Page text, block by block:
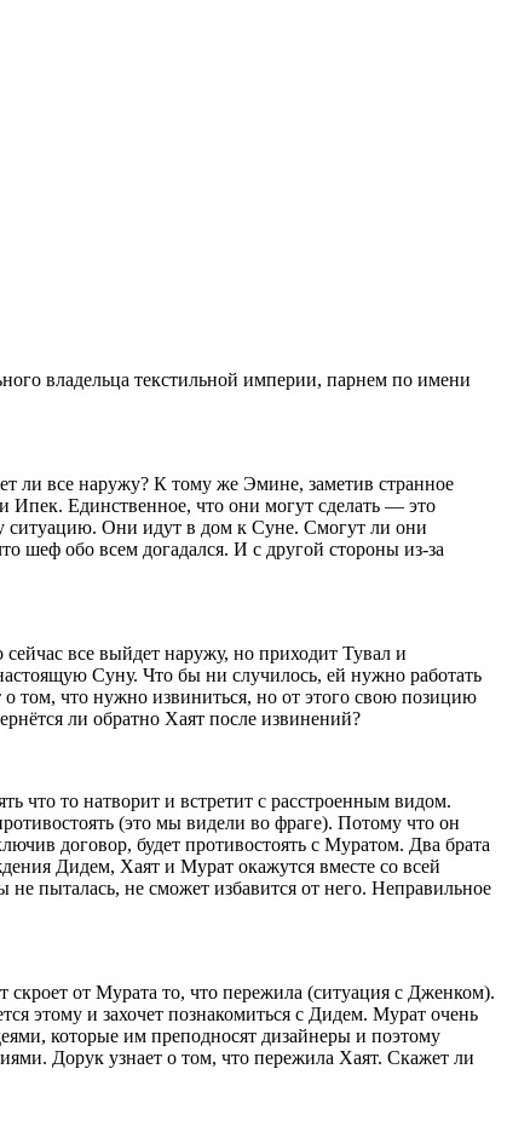
владельца текстильной империи, парнем по имени
ли все наружу? К тому же Эмине, заметив странное
Ипек. Единственное, что они могут сделать — это
ситуацию. Они идут в дом к Суне. Смогут ли они
шеф обо всем догадался. И с другой стороны из-за
все выйдет наружу, но приходит Тувал и
Суну. Что бы ни случилось, ей нужно работать
том, что нужно извиниться, но от этого свою позицию
ли обратно Хаят после извинений?
что то натворит и встретит с расстроенным видом.
(это мы видели во фраге). Потому что он
договор, будет противостоять с Муратом. Два брата
Дидем, Хаят и Мурат окажутся вместе со всей
пыталась, не сможет избавится от него. Неправильное
от Мурата то, что пережила (ситуация с Дженком).
этому и захочет познакомиться с Дидем. Мурат очень
которые им преподносят дизайнеры и поэтому
Дорук узнает о том, что пережила Хаят. Скажет ли